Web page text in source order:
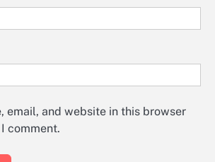
email, and website in this browser
comment.